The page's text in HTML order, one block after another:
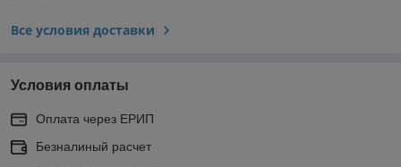
Все условия доставки
Условия оплаты
Оплата через ЕРИП
Безналиный расчет